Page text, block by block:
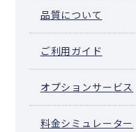
品質について
ご利用ガイド
オプションサービス
料金シミュレーター